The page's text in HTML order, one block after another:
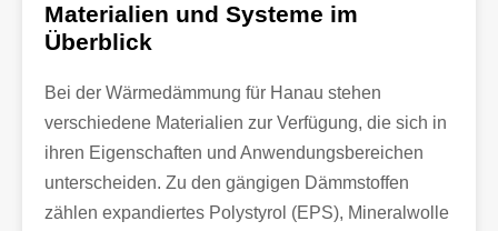
Materialien und Systeme im
Überblick
Bei der Wärmedämmung für Hanau stehen
verschiedene Materialien zur Verfügung, die sich in
ihren Eigenschaften und Anwendungsbereichen
unterscheiden. Zu den gängigen Dämmstoffen
zählen expandiertes Polystyrol (EPS), Mineralwolle